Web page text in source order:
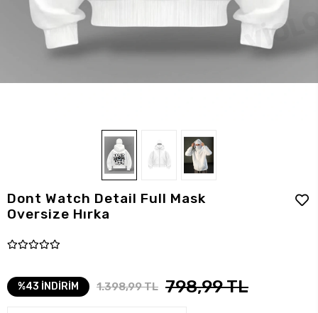
Dont Watch Detail Full Mask
Oversize Hırka
%43 İNDİRİM 1.398,99 TL 798,99 TL